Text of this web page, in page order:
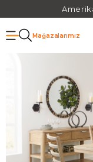
Mağazalarımız